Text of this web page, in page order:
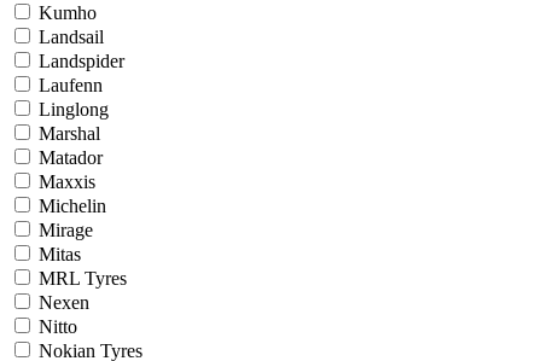
Kumho
Landsail
Landspider
Laufenn
Linglong
Marshal
Matador
Maxxis
Michelin
Mirage
Mitas
MRL Tyres
Nexen
Nitto
Nokian Tyres